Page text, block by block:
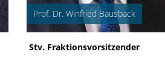
Prof. Dr. Winfried Bausback
Stv. Fraktionsvorsitzender